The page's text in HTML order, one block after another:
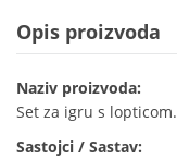
Opis proizvoda
Naziv proizvoda:
Set za igru s lopticom.
Sastojci / Sastav: